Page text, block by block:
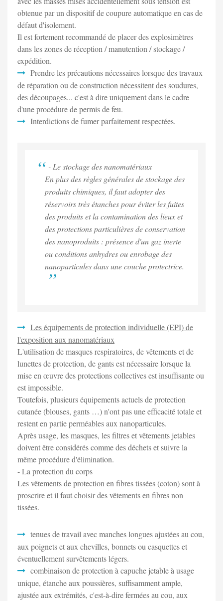
obtenue par un dispositif de coupure automatique en cas de
défaut d'isolement.
Il est fortement recommandé de placer des explosimètres
dans les zones de réception / manutention / stockage /
expédition.
Prendre les précautions nécessaires lorsque des travaux
de réparation ou de construction nécessitent des soudures,
des découpages... c'est à dire uniquement dans le cadre
d'une procédure de permis de feu.
Interdictions de fumer parfaitement respectées.
- Le stockage des nanomatériaux
En plus des règles générales de stockage des
produits chimiques, il faut adopter des
réservoirs très étanches pour éviter les fuites
des produits et la contamination des lieux et
des protections particulières de conservation
des nanoproduits : présence d'un gaz inerte
ou conditions anhydres ou enrobage des
nanoparticules dans une couche protectrice.
Les équipements de protection individuelle (EPI) de
l'exposition aux nanomatériaux
L'utilisation de masques respiratoires, de vêtements et de
lunettes de protection, de gants est nécessaire lorsque la
mise en œuvre des protections collectives est insuffisante ou
est impossible.
Toutefois, plusieurs équipements actuels de protection
cutanée (blouses, gants …) n'ont pas une efficacité totale et
restent en partie perméables aux nanoparticules.
Après usage, les masques, les filtres et vêtements jetables
doivent être considérés comme des déchets et suivre la
même procédure d'élimination.
- La protection du corps
Les vêtements de protection en fibres tissées (coton) sont à
proscrire et il faut choisir des vêtements en fibres non
tissées.
tenues de travail avec manches longues ajustées au cou,
aux poignets et aux chevilles, bonnets ou casquettes et
éventuellement survêtements légers.
combinaison de protection à capuche jetable à usage
unique, étanche aux poussières, suffisamment ample,
ajustée aux extrémités, c'est-à-dire fermées au cou, aux